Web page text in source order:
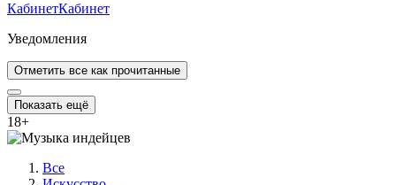
КабинетКабинет
Уведомления
Отметить все как прочитанные
Показать ещё
18+
Все